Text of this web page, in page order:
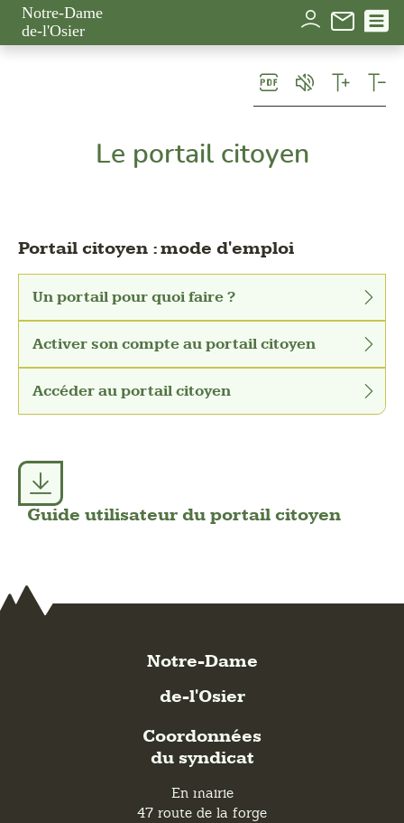
Notre-Dame
de-l'Osier
Le portail citoyen
Portail citoyen : mode d'emploi
Un portail pour quoi faire ?
Activer son compte au portail citoyen
Accéder au portail citoyen
Guide utilisateur du portail citoyen
Notre-Dame
de-l'Osier
Coordonnées
du syndicat
En mairie
47 route de la forge
Panneau de gestion des cookies